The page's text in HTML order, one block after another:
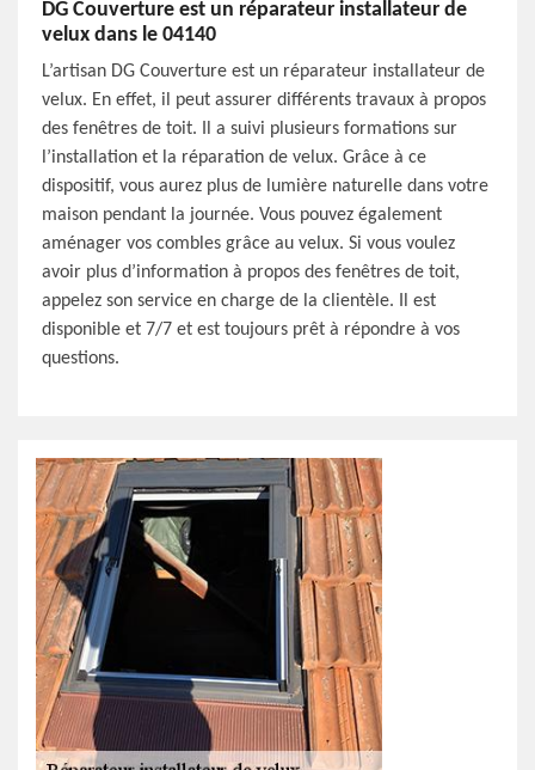
DG Couverture est un réparateur installateur de
velux dans le 04140
L’artisan DG Couverture est un réparateur installateur de
velux. En effet, il peut assurer différents travaux à propos
des fenêtres de toit. Il a suivi plusieurs formations sur
l’installation et la réparation de velux. Grâce à ce
dispositif, vous aurez plus de lumière naturelle dans votre
maison pendant la journée. Vous pouvez également
aménager vos combles grâce au velux. Si vous voulez
avoir plus d’information à propos des fenêtres de toit,
appelez son service en charge de la clientèle. Il est
disponible et 7/7 et est toujours prêt à répondre à vos
questions.